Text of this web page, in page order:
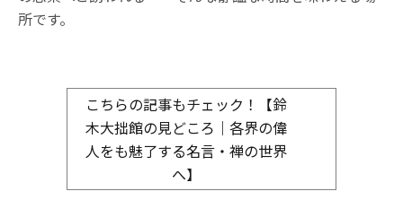
所です。
こちらの記事もチェック！【鈴
木大拙館の見どころ｜各界の偉
人をも魅了する名言・禅の世界
へ】